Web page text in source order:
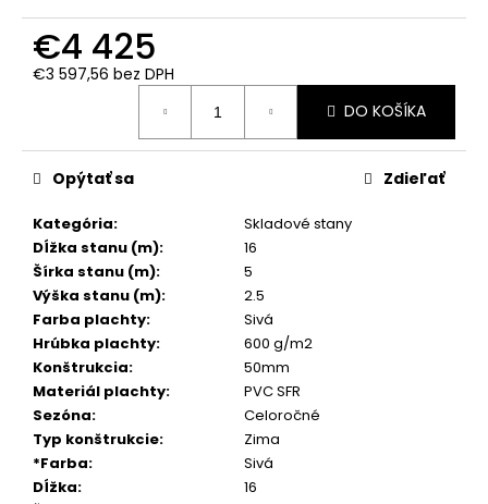
€4 425
€3 597,56 bez DPH
DO KOŠÍKA
Kategória:
Skladové stany
Dĺžka stanu (m):
16
Šírka stanu (m):
5
Výška stanu (m):
2.5
Farba plachty:
Sivá
Hrúbka plachty:
600 g/m2
Konštrukcia:
50mm
Materiál plachty:
PVC SFR
Sezóna:
Celoročné
Typ konštrukcie:
Zima
*Farba:
Sivá
Dĺžka:
16
Opýtať sa Zdieľať